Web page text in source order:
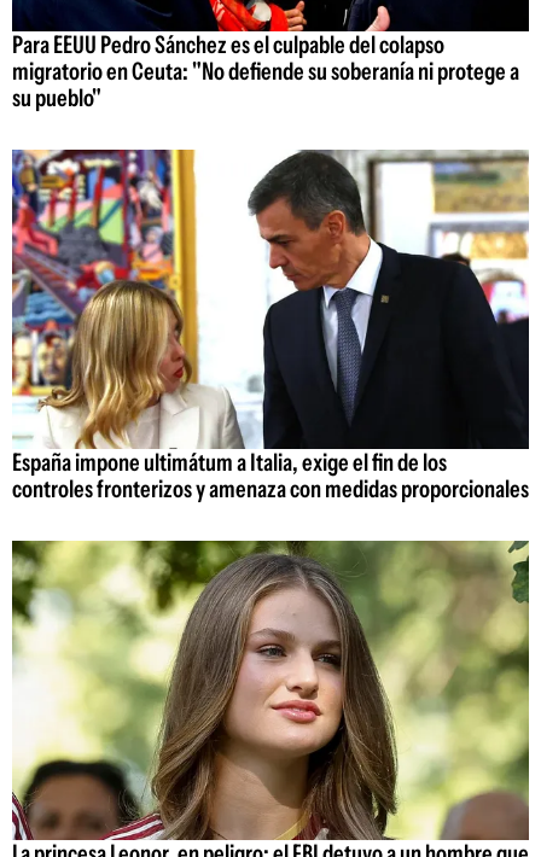
Para EEUU Pedro Sánchez es el culpable del colapso
migratorio en Ceuta: "No defiende su soberanía ni protege a
su pueblo"
España impone ultimátum a Italia, exige el fin de los
controles fronterizos y amenaza con medidas proporcionales